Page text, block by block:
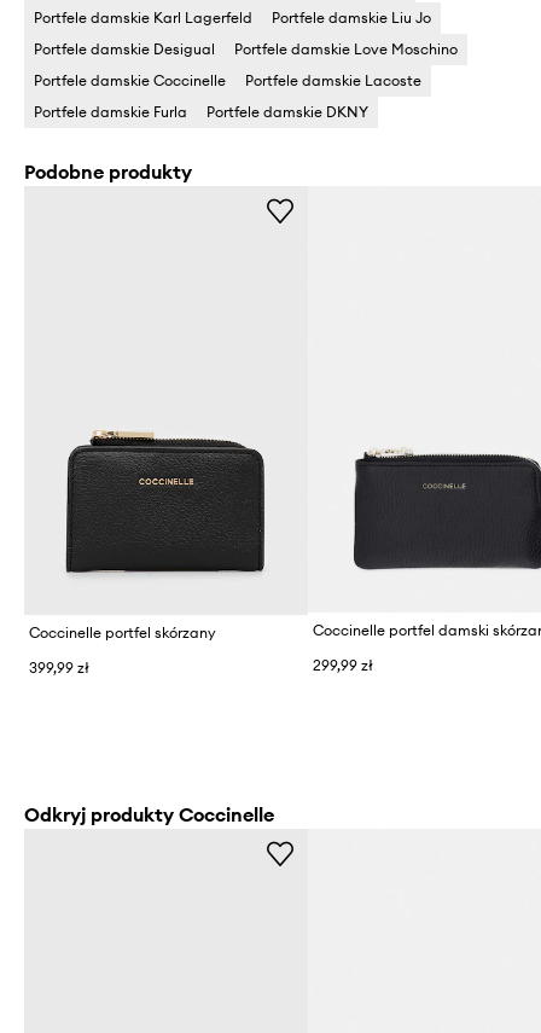
Portfele damskie Karl Lagerfeld
Portfele damskie Liu Jo
Portfele damskie Desigual
Portfele damskie Love Moschino
Portfele damskie Coccinelle
Portfele damskie Lacoste
Portfele damskie Furla
Portfele damskie DKNY
Podobne produkty
Coccinelle portfel skórzany
399,99 zł
Coccinelle portfel damski
299,99 zł
Odkryj produkty Coccinelle